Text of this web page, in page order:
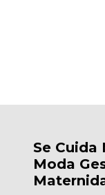
Se Cuida
Moda